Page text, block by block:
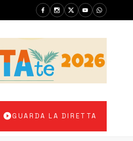
GUARDA LA DIRETTA